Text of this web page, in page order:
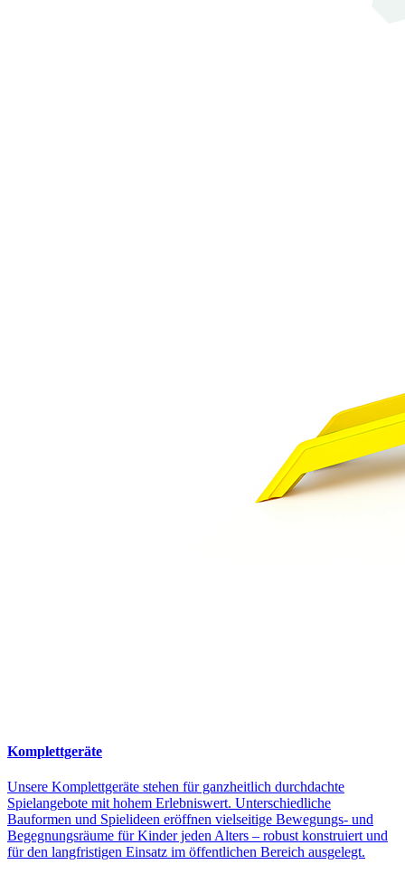
Komplettgeräte
Unsere Komplettgeräte stehen für ganzheitlich durchdachte
Spielangebote mit hohem Erlebniswert. Unterschiedliche
Bauformen und Spielideen eröffnen vielseitige Bewegungs- und
Begegnungsräume für Kinder jeden Alters – robust konstruiert und
für den langfristigen Einsatz im öffentlichen Bereich ausgelegt.